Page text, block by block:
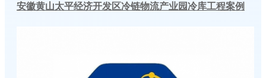
安徽黄山太平经济开发区冷链物流产业园冷库工程案例